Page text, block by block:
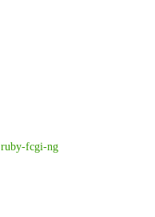
ruby-fcgi-ng